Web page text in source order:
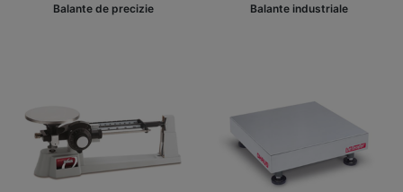
Balante de precizie Balante industriale